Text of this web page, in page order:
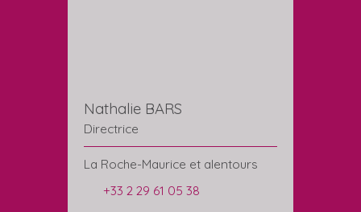
Nathalie BARS
Directrice
La Roche-Maurice et alentours
+33 2 29 61 05 38